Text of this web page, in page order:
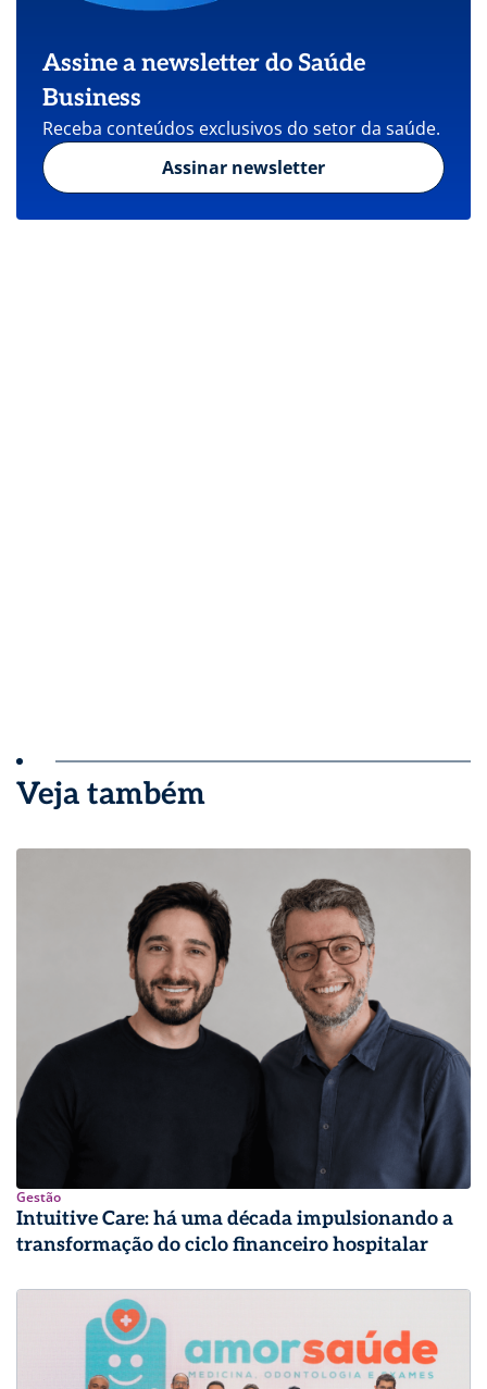
Assine a newsletter do Saúde
Business
Receba conteúdos exclusivos do setor da saúde.
Assinar newsletter
Veja também
Gestão
Intuitive Care: há uma década impulsionando a
transformação do ciclo financeiro hospitalar